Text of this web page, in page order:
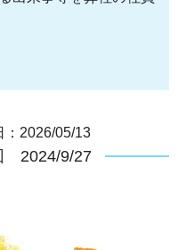
：2026/05/13
2024/9/27